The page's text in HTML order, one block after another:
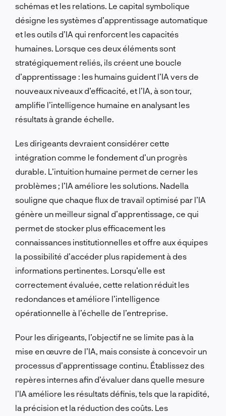
schémas et les relations. Le capital symbolique
désigne les systèmes d’apprentissage automatique
et les outils d’IA qui renforcent les capacités
humaines. Lorsque ces deux éléments sont
stratégiquement reliés, ils créent une boucle
d’apprentissage : les humains guident l’IA vers de
nouveaux niveaux d’efficacité, et l’IA, à son tour,
amplifie l’intelligence humaine en analysant les
résultats à grande échelle.
Les dirigeants devraient considérer cette
intégration comme le fondement d’un progrès
durable. L’intuition humaine permet de cerner les
problèmes ; l’IA améliore les solutions. Nadella
souligne que chaque flux de travail optimisé par l’IA
génère un meilleur signal d’apprentissage, ce qui
permet de stocker plus efficacement les
connaissances institutionnelles et offre aux équipes
la possibilité d’accéder plus rapidement à des
informations pertinentes. Lorsqu’elle est
correctement évaluée, cette relation réduit les
redondances et améliore l’intelligence
opérationnelle à l’échelle de l’entreprise.
Pour les dirigeants, l’objectif ne se limite pas à la
mise en œuvre de l’IA, mais consiste à concevoir un
processus d’apprentissage continu. Établissez des
repères internes afin d’évaluer dans quelle mesure
l’IA améliore les résultats définis, tels que la rapidité,
la précision et la réduction des coûts. Les